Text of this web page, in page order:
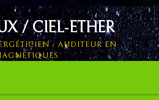
/ CIEL-ETHER
- AUDITEUR EN